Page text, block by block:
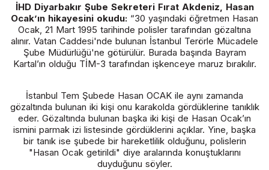
İHD Diyarbakır Şube Sekreteri Fırat Akdeniz, Hasan
Ocak’ın hikayesini okudu: “30 yaşındaki öğretmen Hasan
Ocak, 21 Mart 1995 tarihinde polisler tarafından gözaltına
alınır. Vatan Caddesi'nde bulunan İstanbul Terörle Mücadele
Şube Müdürlüğü'ne götürülür. Burada başında Bayram
Kartal’ın olduğu TİM-3 tarafından işkenceye maruz bırakılır.
İstanbul Tem Şubede Hasan OCAK ile aynı zamanda
gözaltında bulunan iki kişi onu karakolda gördüklerine tanıklık
eder. Gözaltında bulunan başka iki kişi de Hasan Ocak’ın
ismini parmak izi listesinde gördüklerini açıklar. Yine, başka
bir tanık ise şubede bir hareketlilik olduğunu, polislerin
"Hasan Ocak getirildi" diye aralarında konuştuklarını
duyduğunu söyler.